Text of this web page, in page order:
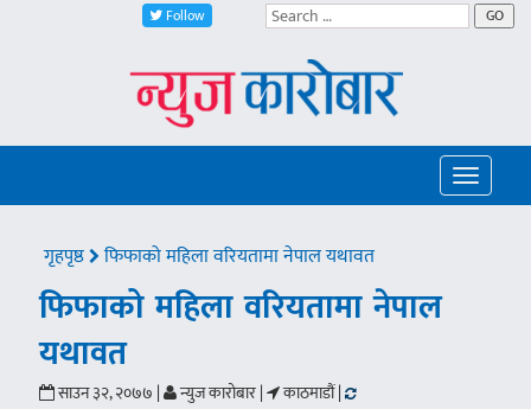
Follow GO
Toggle
गृहपृष्ठ फिफाको महिला वरियतामा नेपाल यथावत
फिफाको महिला वरियतामा नेपाल
यथावत
साउन ३२, २०७७ | न्युज कारोबार | काठमाडौं |